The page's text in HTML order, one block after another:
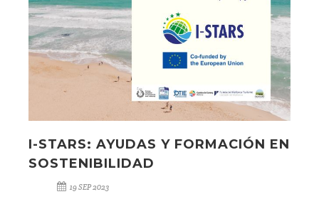
I-STARS: AYUDAS Y FORMACIÓN EN
SOSTENIBILIDAD
19 SEP 2023